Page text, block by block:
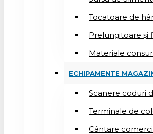
Tocatoare de
Prelungitoare și
Materiale
ECHIPAMENTE
Scanere coduri
Terminale de
Cântare